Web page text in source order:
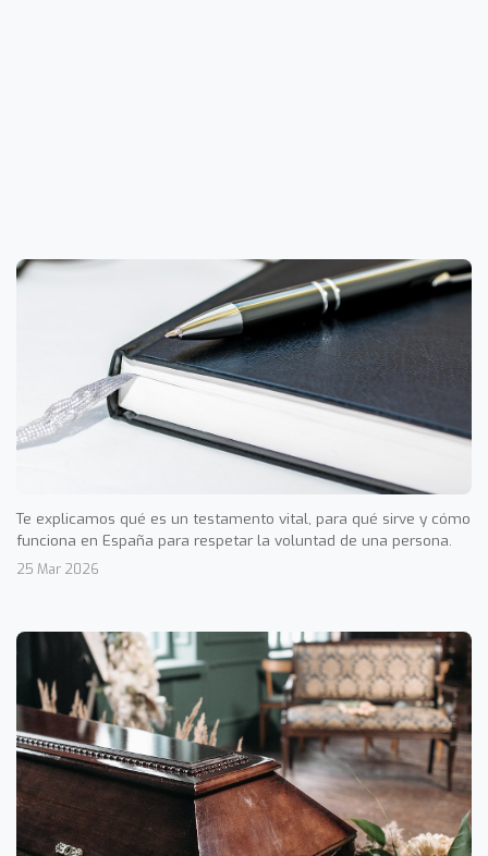
Te explicamos qué es un testamento vital, para qué sirve y cómo
funciona en España para respetar la voluntad de una persona.
25 Mar 2026